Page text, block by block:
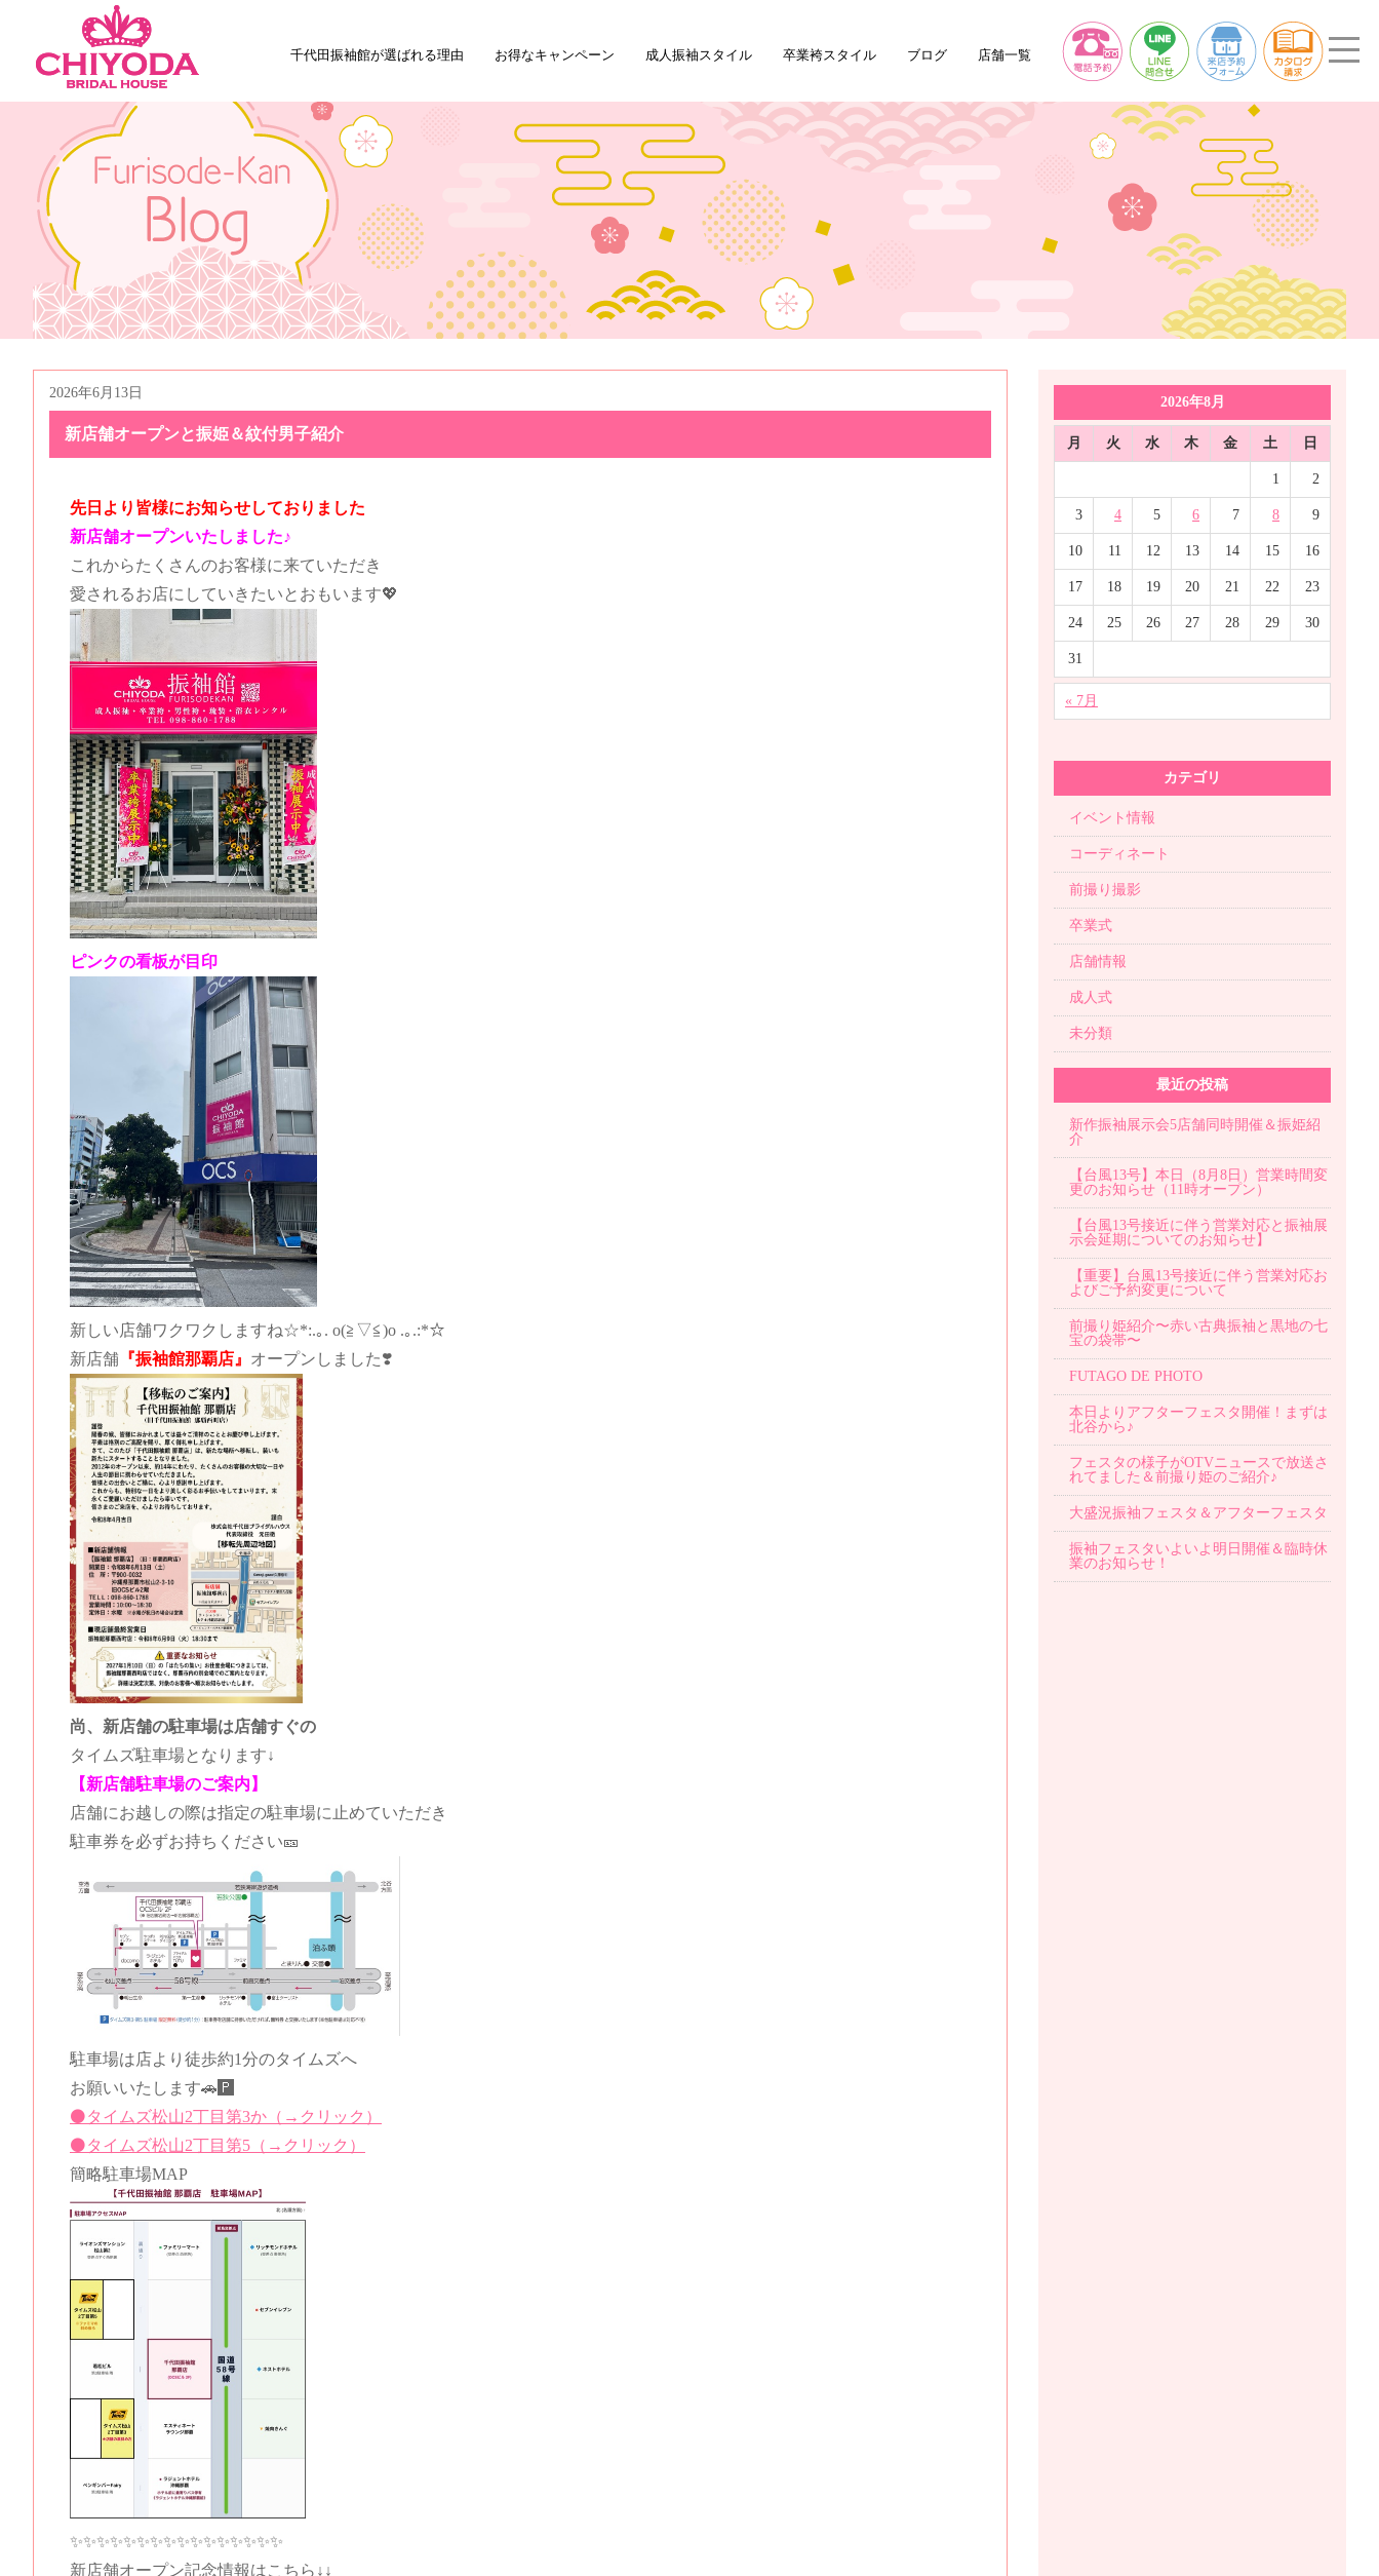
千代田振袖館が選ばれる理由 お得なキャンペーン 成人振袖スタイル 卒業袴スタイル ブログ 店舗一覧
2026年6月13日
新店舗オープンと振姫＆紋付男子紹介
先日より皆様にお知らせしておりました
新店舗オープンいたしました♪
これからたくさんのお客様に来ていただき
愛されるお店にしていきたいとおもいます💖
ピンクの看板が目印
新しい店舗ワクワクしますね☆*:.｡. o(≧▽≦)o .｡.:*☆
新店舗 『振袖館那覇店』 オープンしました❣️
尚、新店舗の駐車場は店舗すぐの
タイムズ駐車場となります↓
【新店舗駐車場のご案内】
店舗にお越しの際は指定の駐車場に止めていただき
駐車券を必ずお持ちください🎫
駐車場は店より徒歩約1分のタイムズへ
お願いいたします🚗🅿️
⚫️タイムズ松山2丁目第3か（→クリック）
⚫️タイムズ松山2丁目第5（→クリック）
簡略駐車場MAP
✨✨✨✨✨✨✨✨✨✨✨✨✨✨✨✨
新店舗オープン記念情報はこちら↓↓
2026年8月
月 火 水 木 金 土 日
1 2
3 4 5 6 7 8 9
10 11 12 13 14 15 16
17 18 19 20 21 22 23
24 25 26 27 28 29 30
31
« 7月
カテゴリ
イベント情報
コーディネート
前撮り撮影
卒業式
店舗情報
成人式
未分類
最近の投稿
新作振袖展示会5店舗同時開催＆振姫紹
介
【台風13号】本日（8月8日）営業時間変
更のお知らせ（11時オープン）
【台風13号接近に伴う営業対応と振袖展
示会延期についてのお知らせ】
【重要】台風13号接近に伴う営業対応お
よびご予約変更について
前撮り姫紹介〜赤い古典振袖と黒地の七
宝の袋帯〜
FUTAGO DE PHOTO
本日よりアフターフェスタ開催！まずは
北谷から♪
フェスタの様子がOTVニュースで放送さ
れてました＆前撮り姫のご紹介♪
大盛況振袖フェスタ＆アフターフェスタ
振袖フェスタいよいよ明日開催＆臨時休
業のお知らせ！